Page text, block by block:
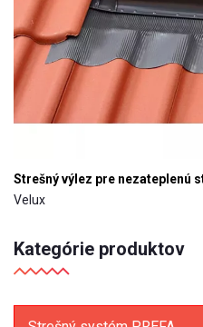
Kategórie produktov
Strešný výlez pre nezateplenú
Velux